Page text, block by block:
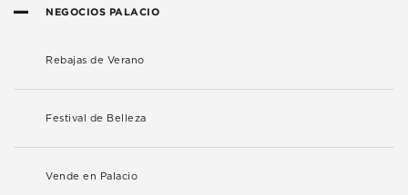
NEGOCIOS PALACIO
Rebajas de Verano
Festival de Belleza
Vende en Palacio